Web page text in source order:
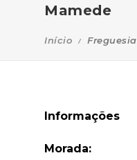
Mamede
Início Freguesia
Informações
Morada: